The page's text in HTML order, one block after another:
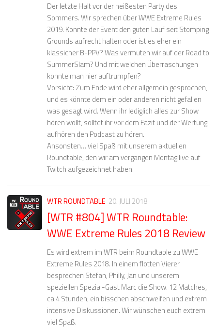
Der letzte Halt vor der heißesten Party des
Sommers. Wir sprechen über WWE Extreme Rules
2019. Konnte der Event den guten Lauf seit Stomping
Grounds aufrecht halten oder ist es eher ein
klassicher B-PPV? Was vermuten wir auf der Road to
SummerSlam? Und mit welchen Überraschungen
konnte man hier auftrumpfen?
Vorsicht: Zum Ende wird eher allgemein gesprochen,
und es könnte dem ein oder anderen nicht gefallen
was gesagt wird. Wenn ihr lediglich alles zur Show
hören wollt, solltet ihr vor dem Fazit und der Wertung
aufhören den Podcast zu hören.
Ansonsten… viel Spaß mit unserem aktuellen
Roundtable, den wir am vergangen Montag live auf
Twitch aufgezeichnet haben.
WTR ROUNDTABLE 20. JULI 2018
[WTR #804] WTR Roundtable:
WWE Extreme Rules 2018 Review
Es wird extrem im WTR beim Roundtable zu WWE
Extreme Rules 2018. In einem flotten Vierer
besprechen Stefan, Philly, Jan und unserem
speziellen Spezial-Gast Marc die Show. 12 Matches,
ca 4 Stunden, ein bisschen abschweifen und extrem
intensive Diskussionen. Wir wünschen euch extrem
viel Spaß.